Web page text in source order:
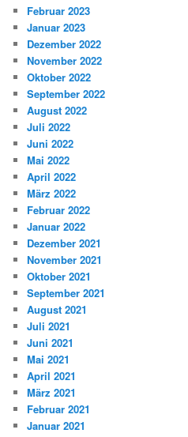
Februar 2023
Januar 2023
Dezember 2022
November 2022
Oktober 2022
September 2022
August 2022
Juli 2022
Juni 2022
Mai 2022
April 2022
März 2022
Februar 2022
Januar 2022
Dezember 2021
November 2021
Oktober 2021
September 2021
August 2021
Juli 2021
Juni 2021
Mai 2021
April 2021
März 2021
Februar 2021
Januar 2021